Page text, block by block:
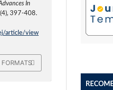
In
(4), 397-408.
article/view